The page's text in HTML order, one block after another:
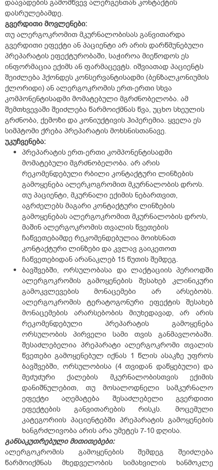
დაავადების გამომწვევ ალერგენთან კონტაქტის
დასრულებამდე.
გვერდითი მოვლენები:
თუ ალერგოკრომით მკურნალობისას განვითარდა
გვერდითი ეფექტი ან პაციენტი არ არის დარწმუნებული
პრეპარატის ეფექტურობაში, საჭიროა მიეწოდოს ეს
ინფორმაცია ექიმს ან ფარმაცევტს. იშვიათად პაციენტს
შეიძლება ჰქონდეს კონსერვანტისადმი (ბენზალკონიუმის
ქლორიდი) ან ალერგოკრომის ერთ-ერთი სხვა
კომპონენტისადმი მომატებული მგრძნობელობა. ამ
შემთხვევაში შეიძლება წარმოიქმნას წვა, უცხო სხეულის
გრძნობა, ქემოზი და კონიუქტივის ჰიპერემია. ყველა ეს
სიმპტომი ქრება პრეპარატის მოხსნისთანავე.
უკუჩვენება:
პრეპარატის ერთ-ერთი კომპონენტისადმი
მომატებული მგრძნობელობა. არ არის
რეკომენდებული რბილი კონტაქტური ლინზების
გამოყენება ალერკოგრომით მკურნალობის დროს.
თუ პაციენტი, მკურნალი ექიმის ნებართვით,
აგრძელებს მაგარი კონტაქტური ლინზების
გამოყენებას ალერგოკრომით მკურნალობის დროს,
მაშინ ალერგოკრომის თვალის წვეთების
ჩაწვეთებამდე რეკომენდებულია მოიხსნათ
კონტაქტური ლინზები და კვლავ გაიკეთოთ
ჩაწვეთებიდან არანაკლებ 15 წუთის შემდეგ.
ბავშვებში, ორსულობასა და ლაქტაციის პერიოდში
ალერგოკრომის გამოყენების შესახებ კლინიკური
გამოკვლევების მონაცემები არ არსებობს.
ალერგოკრომის ტერატოგონური ეფექტის შესახებ
მონაცემების არარსებობის მიუხედავად, არ არის
რეკომენდებული პრეპარატის გამოყენება
ორსულობის პირველი სამი თვის განმავლობაში.
შესაძლებელია პრეპარატი ალერგოკრომი თვალის
წვეთები გამოყენებულ იქნას 1 წლის ასაკზე უფროს
ბავშვებში, ორსულობისა (4 თვიდან დაწყებული) და
მეძუძური ქალების მკურნალობისთვის ექიმის
დანიშნულებით, თუ მოსალოდნელი სამკურნალო
ეფექტი აღემატება შესაძლებელი გვერდითი
ეფექტების განვითარების რისკს. მოცემული
კატეგორიის პაციენტებში პრეპარატის გამოყენების
ხანგრძლივობა არის არა უმეტეს 7-10 დღისა.
განსაკუთრებული მითითებები:
ალერგოკრომის გამოყენების შემდეგ შეიძლება
წარმოიქმნას მხედველობის სიმახვილის ხანმოკლე